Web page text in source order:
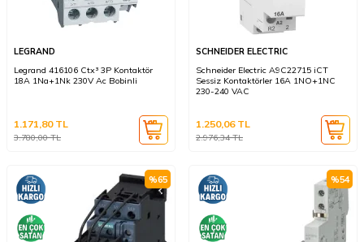
LEGRAND
Legrand 416106 Ctx³ 3P Kontaktör
18A 1Na+1Nk 230V Ac Bobinli
3.780,00TL
1.171,80TL
SCHNEIDER ELECTRIC
Schneider Electric A9C22715 iCT
Sessiz Kontaktörler 16A 1NO+1NC
230-240 VAC
2.976,34TL
1.250,06TL
%65 %54